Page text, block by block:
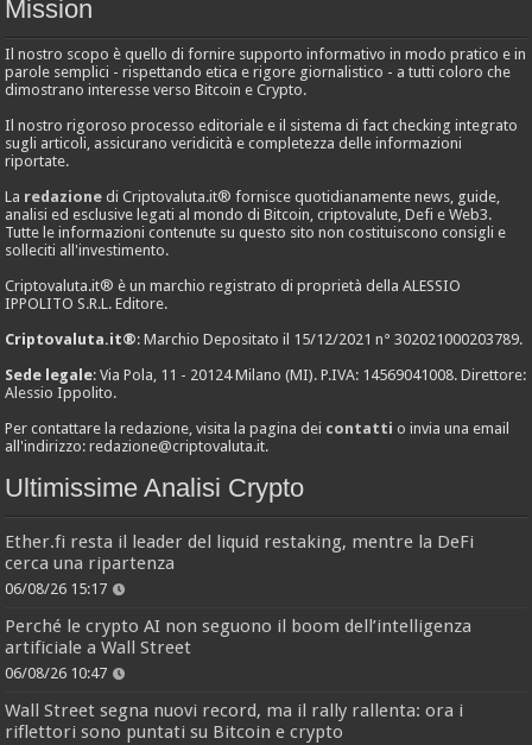
Mission
Il nostro scopo è quello di fornire supporto informativo in modo pratico e in
parole semplici - rispettando etica e rigore giornalistico - a tutti coloro che
dimostrano interesse verso Bitcoin e Crypto.
Il nostro rigoroso processo editoriale e il sistema di fact checking integrato
sugli articoli, assicurano veridicità e completezza delle informazioni
riportate.
La redazione di Criptovaluta.it® fornisce quotidianamente news, guide,
analisi ed esclusive legati al mondo di Bitcoin, criptovalute, Defi e Web3.
Tutte le informazioni contenute su questo sito non costituiscono consigli e
solleciti all'investimento.
Criptovaluta.it® è un marchio registrato di proprietà della ALESSIO
IPPOLITO S.R.L. Editore.
Criptovaluta.it®: Marchio Depositato il 15/12/2021 n° 302021000203789.
Sede legale: Via Pola, 11 - 20124 Milano (MI). P.IVA: 14569041008. Direttore:
Alessio Ippolito.
Per contattare la redazione, visita la pagina dei contatti o invia una email
all'indirizzo:redazione@criptovaluta.it.
Ultimissime Analisi Crypto
Ether.fi resta il leader del liquid restaking, mentre la DeFi
cerca una ripartenza
06/08/26 15:17
Perché le crypto AI non seguono il boom dell’intelligenza
artificiale a Wall Street
06/08/26 10:47
Wall Street segna nuovi record, ma il rally rallenta: ora i
riflettori sono puntati su Bitcoin e crypto